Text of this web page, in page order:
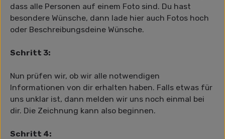
dass alle Personen auf einem Foto sind. Du hast
besondere Wünsche, dann lade hier auch Fotos hoch
oder Beschreibungsdeine Wünsche.
Schritt 3:
Nun prüfen wir, ob wir alle notwendigen
Informationen von dir erhalten haben. Falls etwas für
uns unklar ist, dann melden wir uns noch einmal bei
dir. Die Zeichnung kann also beginnen.
Schritt 4: